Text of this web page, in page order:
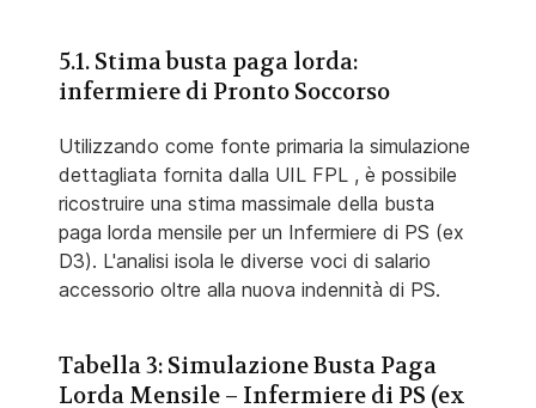
5.1. Stima busta paga lorda:
infermiere di Pronto Soccorso
Utilizzando come fonte primaria la simulazione
dettagliata fornita dalla UIL FPL , è possibile
ricostruire una stima massimale della busta
paga lorda mensile per un Infermiere di PS (ex
D3). L'analisi isola le diverse voci di salario
accessorio oltre alla nuova indennità di PS.
Tabella 3: Simulazione Busta Paga
Lorda Mensile – Infermiere di PS (ex